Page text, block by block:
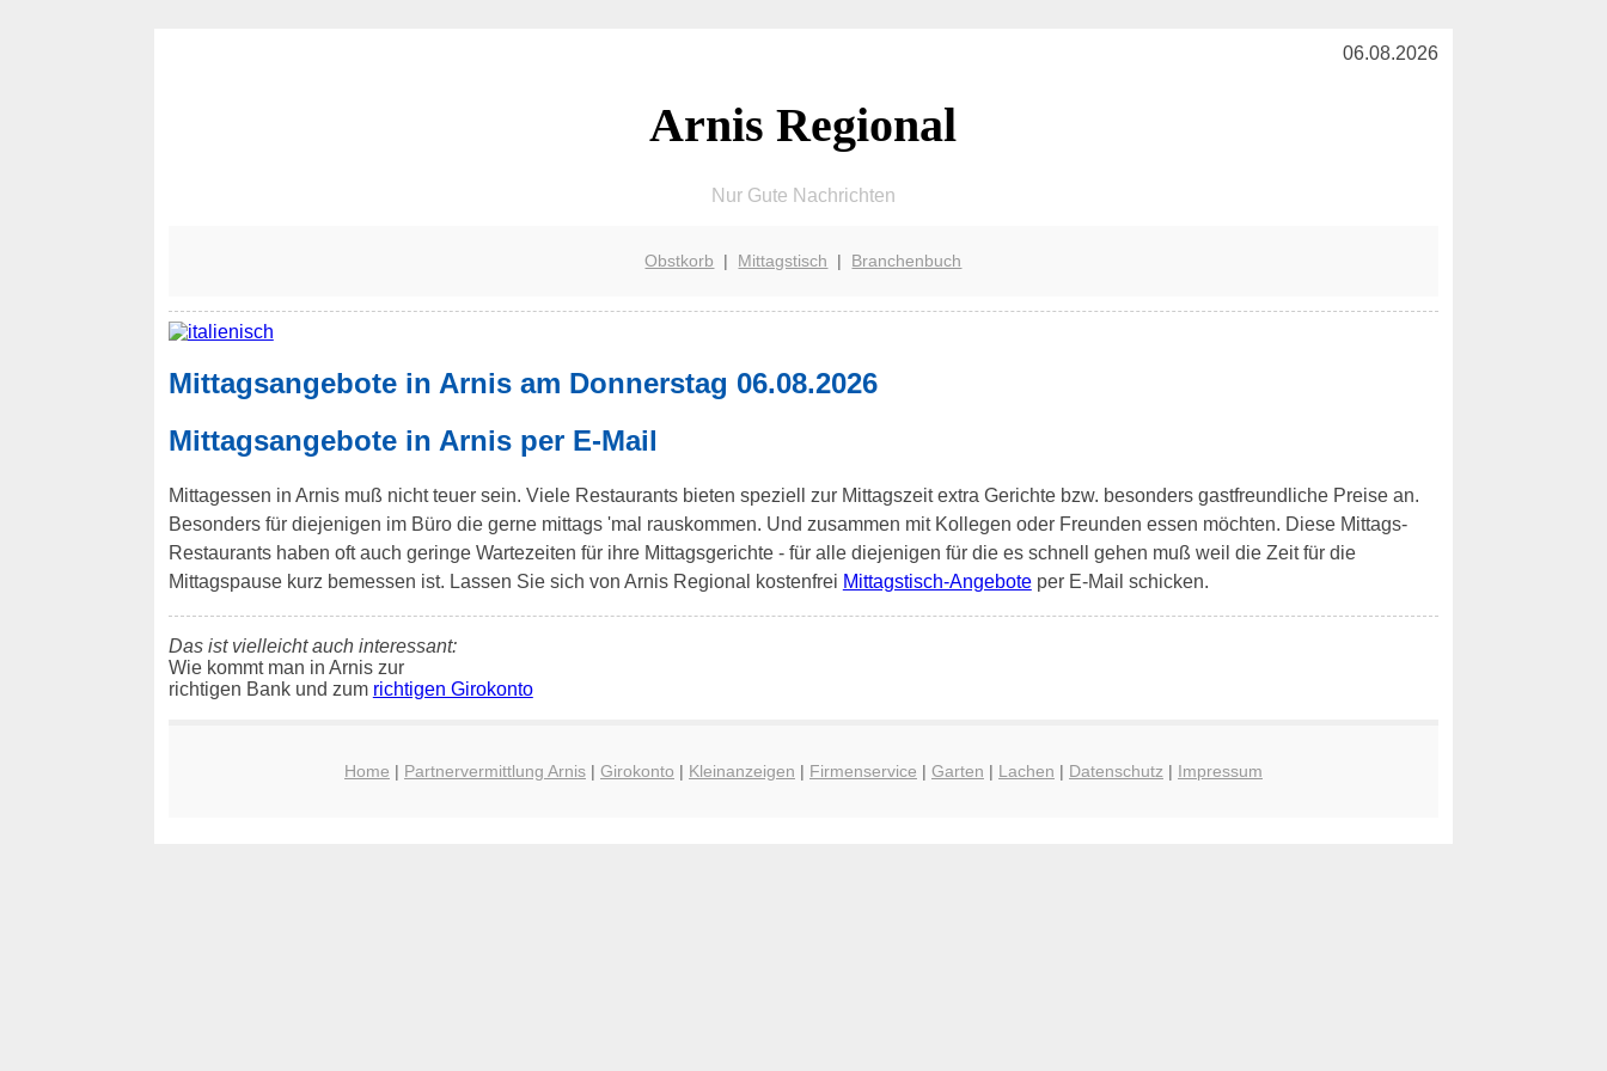
06.08.2026
Arnis Regional
Nur Gute Nachrichten
Obstkorb | Mittagstisch | Branchenbuch
Mittagsangebote in Arnis am Donnerstag 06.08.2026
Mittagsangebote in Arnis per E-Mail
Mittagessen in Arnis muß nicht teuer sein. Viele Restaurants bieten speziell zur Mittagszeit extra Gerichte bzw. besonders gastfreundliche Preise an.
Besonders für diejenigen im Büro die gerne mittags 'mal rauskommen. Und zusammen mit Kollegen oder Freunden essen möchten. Diese Mittags-
Restaurants haben oft auch geringe Wartezeiten für ihre Mittagsgerichte - für alle diejenigen für die es schnell gehen muß weil die Zeit für die
Mittagspause kurz bemessen ist. Lassen Sie sich von Arnis Regional kostenfrei Mittagstisch-Angeboteper E-Mail schicken.
Das ist vielleicht auch interessant:
Wie kommt man in Arnis zur
richtigen Bank und zum richtigen Girokonto
Home | Partnervermittlung Arnis| Girokonto | Kleinanzeigen | Firmenservice | Garten | Lachen | Datenschutz| Impressum